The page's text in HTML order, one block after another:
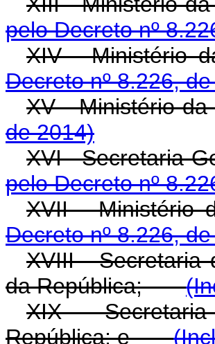
pelo Decreto nº
XIV - Ministério
Decreto nº 8.226,
XV - Ministério
de 2014)
XVI - Secretaria-
pelo Decreto nº
XVII - Ministério
Decreto nº 8.226,
XVIII - Secretaria
da República;
XIX -
República; e